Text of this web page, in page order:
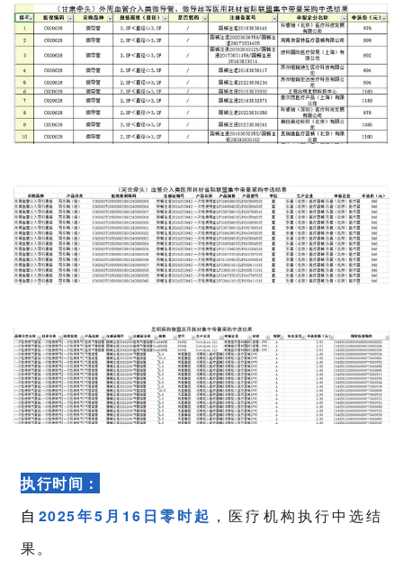
执行时间：
自 2025年5月16日零时起 ，医疗机构执行中选结
果。